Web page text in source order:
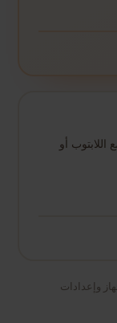
اللابتوب أو
وإعدادات